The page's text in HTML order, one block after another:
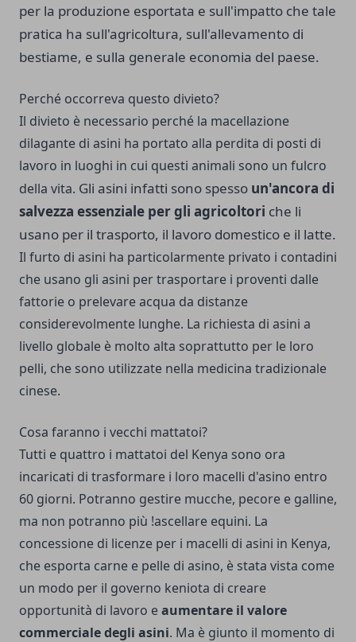
per la produzione esportata e sull'impatto che tale
pratica ha sull'agricoltura, sull'allevamento di
bestiame, e sulla generale economia del paese.
Perché occorreva questo divieto?
Il divieto è necessario perché la macellazione
dilagante di asini ha portato alla perdita di posti di
lavoro in luoghi in cui questi animali sono un fulcro
della vita. Gli asini infatti sono spesso un'ancora di
salvezza essenziale per gli agricoltori che li
usano per il trasporto, il lavoro domestico e il latte.
Il furto di asini ha particolarmente privato i contadini
che usano gli asini per trasportare i proventi dalle
fattorie o prelevare acqua da distanze
considerevolmente lunghe. La richiesta di asini a
livello globale è molto alta soprattutto per le loro
pelli, che sono utilizzate nella medicina tradizionale
cinese.
Cosa faranno i vecchi mattatoi?
Tutti e quattro i mattatoi del Kenya sono ora
incaricati di trasformare i loro macelli d'asino entro
60 giorni. Potranno gestire mucche, pecore e galline,
ma non potranno più !ascellare equini. La
concessione di licenze per i macelli di asini in Kenya,
che esporta carne e pelle di asino, è stata vista come
un modo per il governo keniota di creare
opportunità di lavoro eaumentare il valore
commerciale degli asini. Ma è giunto il momento di